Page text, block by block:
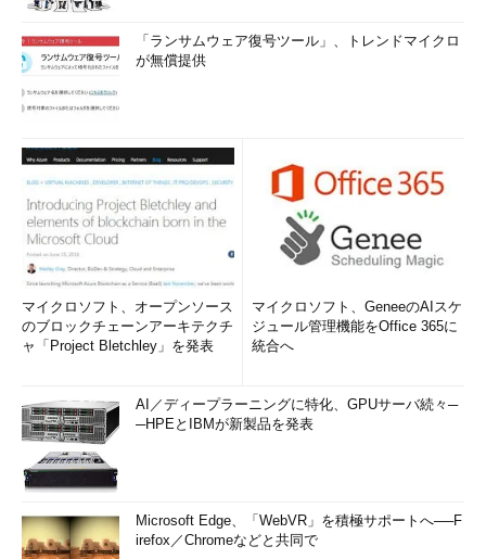
「ランサムウェア復号ツール」、トレンドマイクロ
が無償提供
マイクロソフト、オープンソース
のブロックチェーンアーキテクチ
ャ「Project Bletchley」を発表
マイクロソフト、GeneeのAIスケ
ジュール管理機能をOffice 365に
統合へ
AI／ディープラーニングに特化、GPUサーバ続々─
─HPEとIBMが新製品を発表
Microsoft Edge、「WebVR」を積極サポートへ──F
irefox／Chromeなどと共同で